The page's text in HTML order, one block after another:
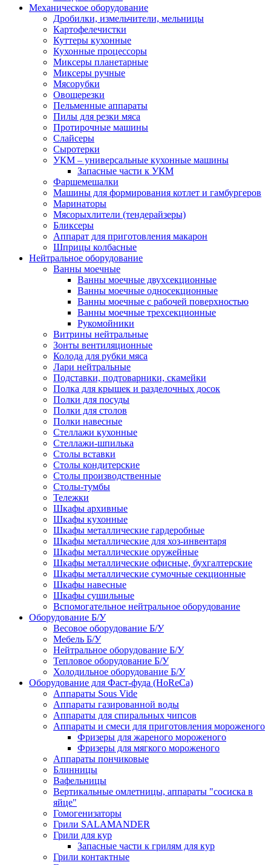
Механическое оборудование
Дробилки, измельчители, мельницы
Картофелечистки
Куттеры кухонные
Кухонные процессоры
Миксеры планетарные
Миксеры ручные
Мясорубки
Овощерезки
Пельменные аппараты
Пилы для резки мяса
Протирочные машины
Слайсеры
Сыротерки
УКМ – универсальные кухонные машины
Запасные части к УКМ
Фаршемешалки
Машины для формирования котлет и гамбургеров
Маринаторы
Мясорыхлители (тендерайзеры)
Бликсеры
Аппарат для приготовления макарон
Шприцы колбасные
Нейтральное оборудование
Ванны моечные
Ванны моечные двухсекционные
Ванны моечные односекционные
Ванны моечные с рабочей поверхностью
Ванны моечные трехсекционные
Рукомойники
Витрины нейтральные
Зонты вентиляционные
Колода для рубки мяса
Лари нейтральные
Подставки, подтоварники, скамейки
Полка для крышек и разделочных досок
Полки для посуды
Полки для столов
Полки навесные
Стеллажи кухонные
Стеллажи-шпилька
Столы вставки
Столы кондитерские
Столы производственные
Столы-тумбы
Тележки
Шкафы архивные
Шкафы кухонные
Шкафы металлические гардеробные
Шкафы металлические для хоз-инвентаря
Шкафы металлические оружейные
Шкафы металлические офисные, бухгалтерские
Шкафы металлические сумочные секционные
Шкафы навесные
Шкафы сушильные
Вспомогательное нейтральное оборудование
Оборудование Б/У
Весовое оборудование Б/У
Мебель Б/У
Нейтральное оборудование Б/У
Тепловое оборудование Б/У
Холодильное оборудование Б/У
Оборудование для Фаст-фуда (HoReCa)
Аппараты Sous Vide
Аппараты газированной воды
Аппараты для спиральных чипсов
Аппараты и смеси для приготовления мороженого
Фризеры для жареного мороженого
Фризеры для мягкого мороженого
Аппараты пончиковые
Блинницы
Вафельницы
Вертикальные омлетницы, аппараты "сосиска в
яйце"
Гомогенизаторы
Грили SALAMANDER
Грили для кур
Запасные части к грилям для кур
Грили контактные